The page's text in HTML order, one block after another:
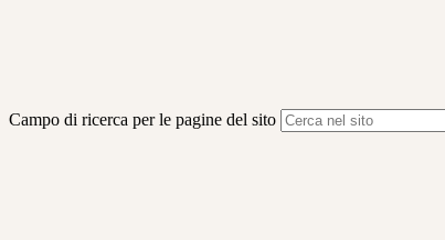
Campo di ricerca per le pagine del sito